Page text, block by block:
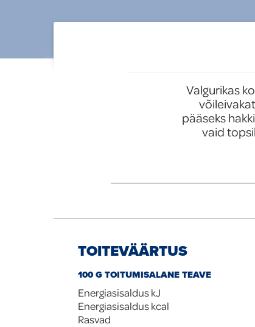
Valgurikas
pääseks
vaid
TOITEVÄÄRTUS
100 G TOITUMISALANE TEAVE
Energiasisaldus kJ
Energiasisaldus kcal
Rasvad